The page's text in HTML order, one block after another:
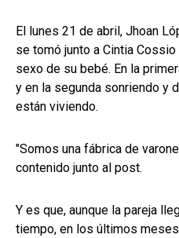
El lunes 21 de abril, Jhoan
se tomó junto a Cintia
sexo de su bebé. En la
y en la segunda sonriendo y
están viviendo.
"Somos una fábrica de
contenido junto al post.
Y es que, aunque la pareja
tiempo, en los últimos